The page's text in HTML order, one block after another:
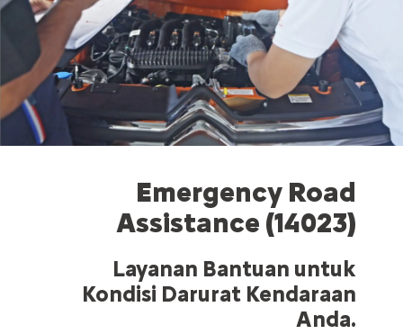
Emergency Road
Assistance (14023)
Layanan Bantuan untuk
Kondisi Darurat Kendaraan
Anda.